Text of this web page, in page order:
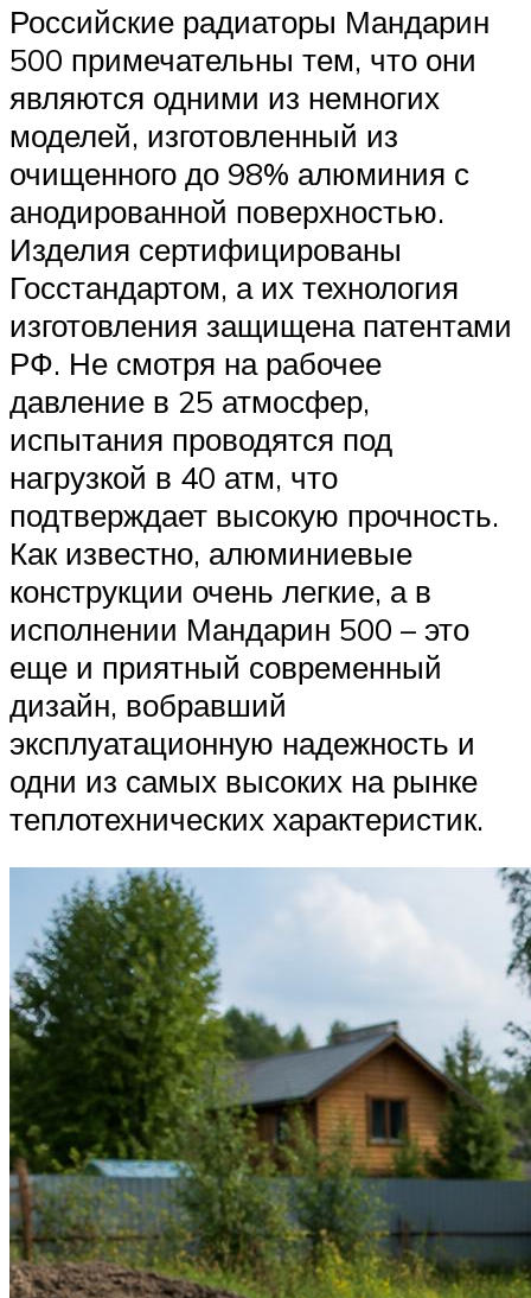
Российские радиаторы Мандарин
500 примечательны тем, что они
являются одними из немногих
моделей, изготовленный из
очищенного до 98% алюминия с
анодированной поверхностью.
Изделия сертифицированы
Госстандартом, а их технология
изготовления защищена патентами
РФ. Не смотря на рабочее
давление в 25 атмосфер,
испытания проводятся под
нагрузкой в 40 атм, что
подтверждает высокую прочность.
Как известно, алюминиевые
конструкции очень легкие, а в
исполнении Мандарин 500 – это
еще и приятный современный
дизайн, вобравший
эксплуатационную надежность и
одни из самых высоких на рынке
теплотехнических характеристик.